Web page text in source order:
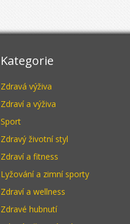
Kategorie
Zdravá výživa
Zdraví a výživa
Sport
Zdravý životní styl
Zdraví a fitness
Lyžování a zimní sporty
Zdraví a wellness
Zdravé hubnutí